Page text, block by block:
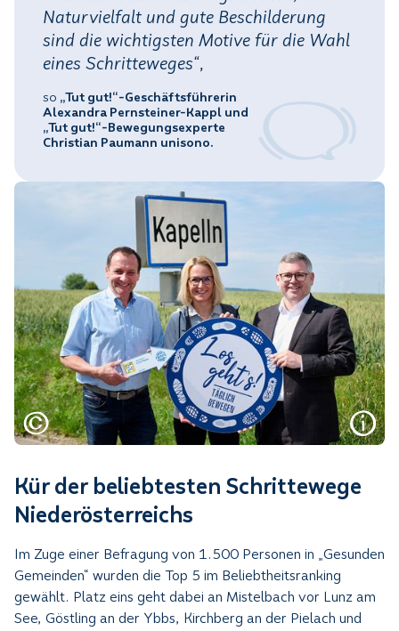
Naturvielfalt und gute Beschilderung
sind die wichtigsten Motive für die Wahl
eines Schritteweges“,
so „Tut gut!“-Geschäftsführerin
Alexandra Pernsteiner-Kappl und
„Tut gut!“-Bewegungsexperte
Christian Paumann unisono.
Kür der beliebtesten Schrittewege
Niederösterreichs
Im Zuge einer Befragung von 1.500 Personen in „Gesunden
Gemeinden“ wurden die Top 5 im Beliebtheitsranking
gewählt. Platz eins geht dabei an Mistelbach vor Lunz am
See, Göstling an der Ybbs, Kirchberg an der Pielach und